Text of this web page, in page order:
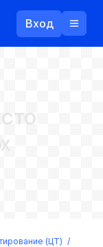
Вход
(ЦТ) /